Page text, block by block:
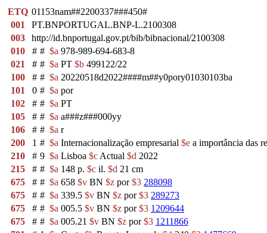
ETQ 01153nam##2200337###450#
001
PT.BNPORTUGAL.BNP-L.2100308
003
http://id.bnportugal.gov.pt/bib/bibnacional/2100308
010
# # $a 978-989-694-683-8
021
# # $a PT $b 499122/22
100
# # $a 20220518d2022####m##y0pory01030103ba
101
0 # $a por
102
# # $a PT
105
# # $a a###z###000yy
106
# # $a r
200
1 # $a Internacionalização empresarial $e a importância das
210
# 9 $a Lisboa $c Actual $d 2022
215
# # $a 148 p. $c il. $d 21 cm
675
# # $a 658 $v BN $z por$3 288098
675
# # $a 339.5 $v BN $z por$3 289273
675
# # $a 005.5 $v BN $z por$3 1209644
675
# # $a 005.21 $v BN $z por$3 1211866